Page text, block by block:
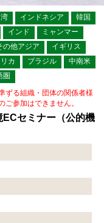
インドネシア
韓国
インド
ミャンマー
の他アジア
イギリス
カ ブラジル
中南米
圏
ずる組織・団体の関係者様
参加はできません。
セミナー（公的機